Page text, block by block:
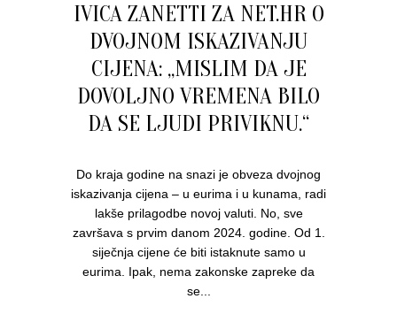
IVICA ZANETTI ZA NET.HR O
DVOJNOM ISKAZIVANJU
CIJENA: „MISLIM DA JE
DOVOLJNO VREMENA BILO
DA SE LJUDI PRIVIKNU.“
Do kraja godine na snazi je obveza dvojnog
iskazivanja cijena – u eurima i u kunama, radi
lakše prilagodbe novoj valuti. No, sve
završava s prvim danom 2024. godine. Od 1.
siječnja cijene će biti istaknute samo u
eurima. Ipak, nema zakonske zapreke da
se...